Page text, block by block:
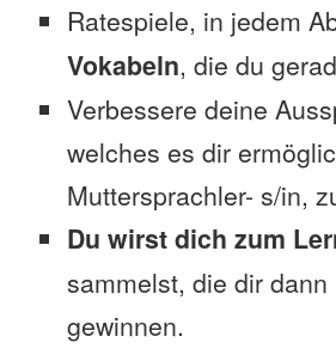
Ratespiele, in jedem
Vokabeln, die du
Verbessere deine
welches es dir
Muttersprachler- s/in,
Du wirst dich zum
sammelst, die dir
gewinnen.